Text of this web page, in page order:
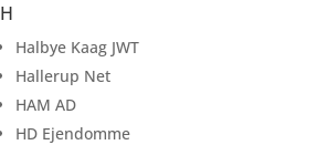
H
Halbye Kaag JWT
Hallerup Net
HAM AD
HD Ejendomme